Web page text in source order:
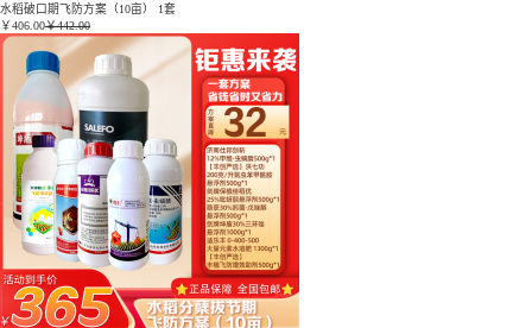
水稻破口期飞防方案（10亩） 1套
￥406.00￥442.00